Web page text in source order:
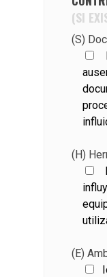
(SI
(S)
(H)
(E)